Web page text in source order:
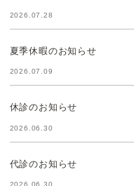
2026.07.28
夏季休暇のお知らせ
2026.07.09
休診のお知らせ
2026.06.30
代診のお知らせ
2026.06.30